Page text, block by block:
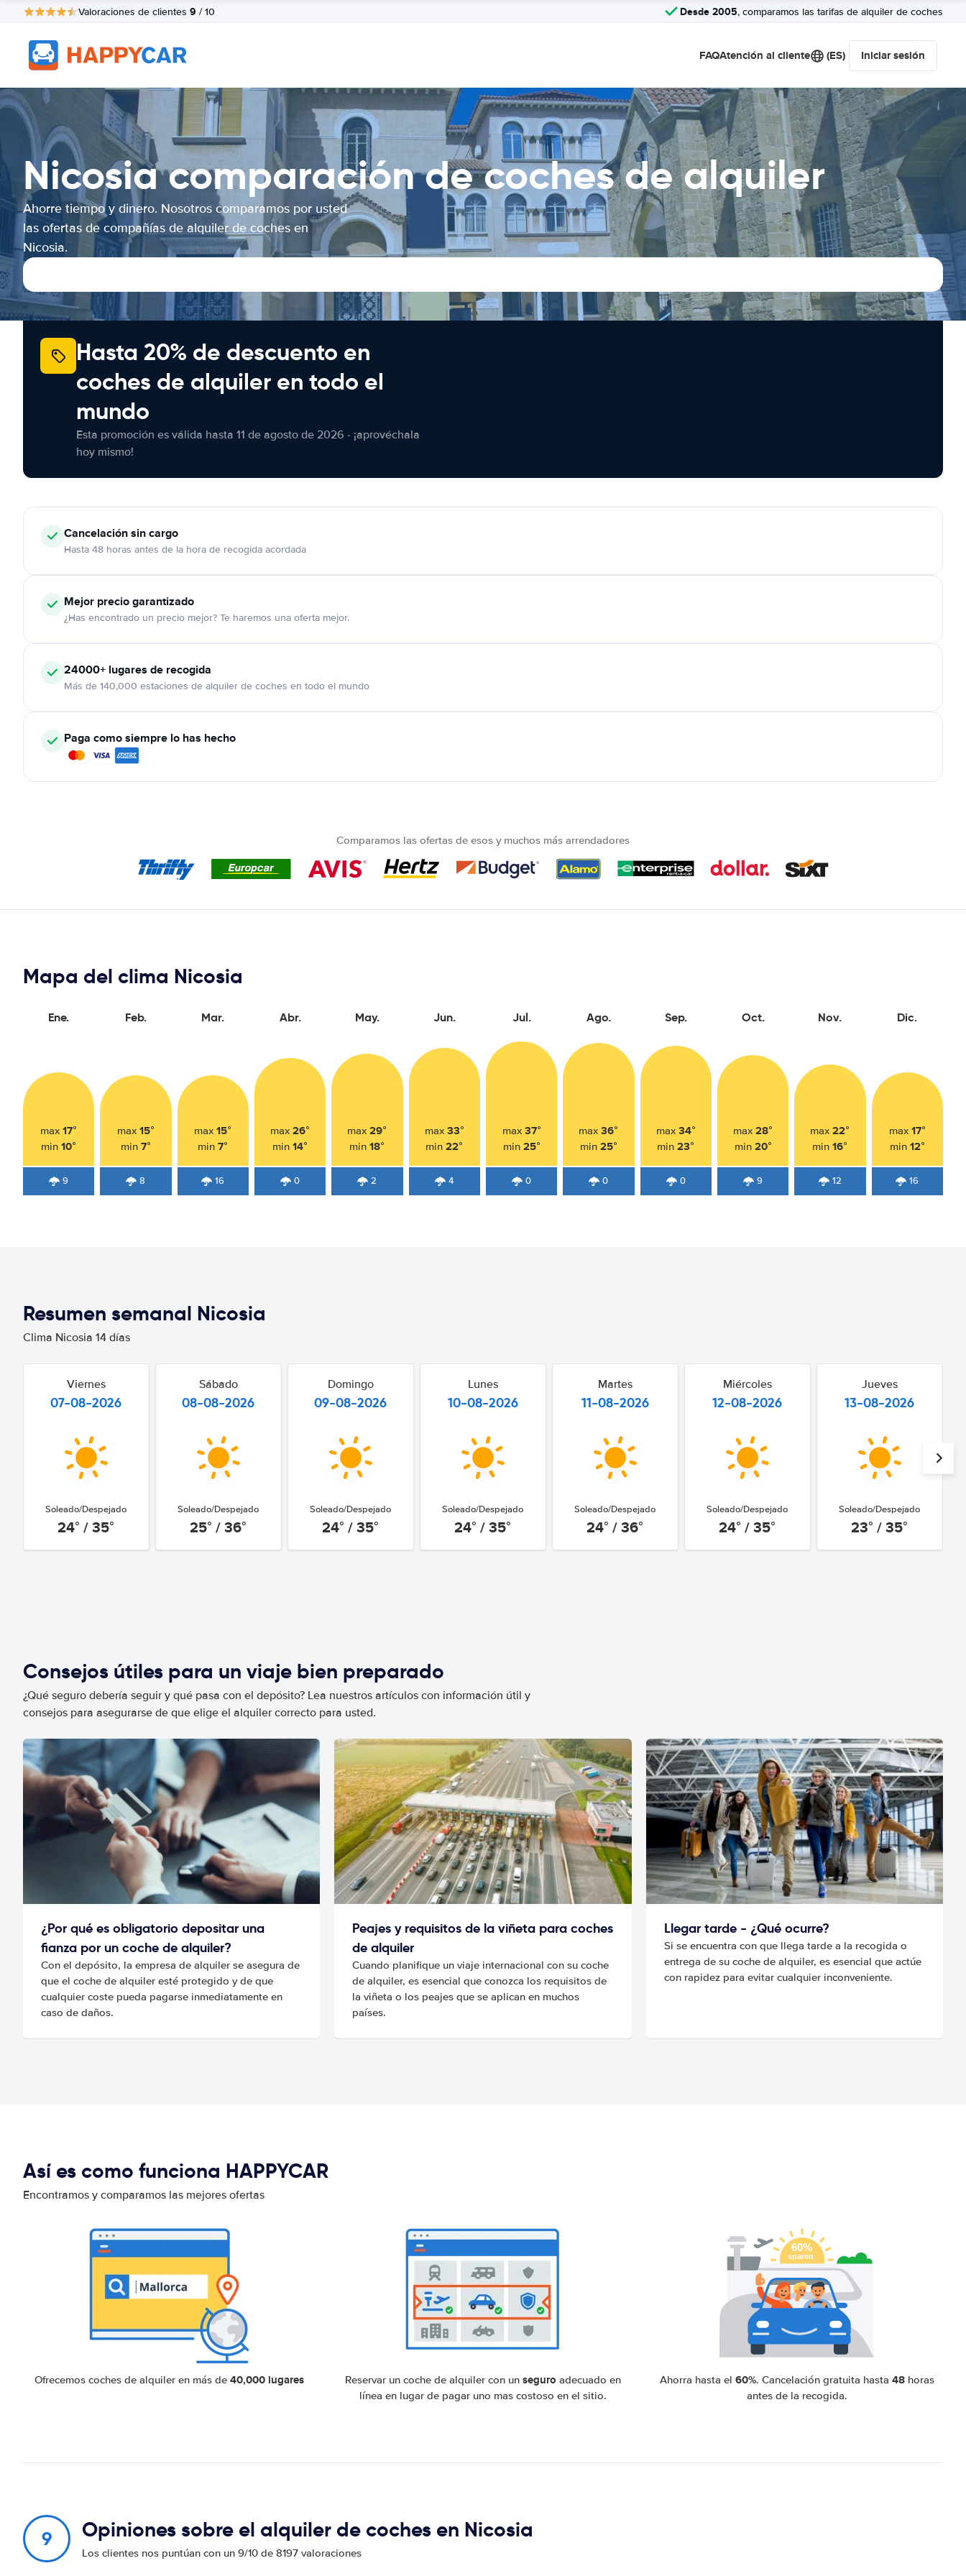
Valoraciones de clientes 9 / 10 Desde 2005, comparamos las tarifas de alquiler de coches
FAQAtención al cliente (ES) Iniciar sesión
Nicosia comparación de coches de alquiler
Ahorre tiempo y dinero. Nosotros comparamos por usted
las ofertas de compañías de alquiler de coches en
Nicosia.
Hasta 20% de descuento en
coches de alquiler en todo el
mundo
Esta promoción es válida hasta 11 de agosto de 2026 - ¡aprovéchala
hoy mismo!
Cancelaciónsin cargo
Hasta 48 horas antes de la hora de recogida acordada
Mejor precio garantizado
¿Has encontrado un precio mejor? Te haremos una oferta mejor.
24000+ lugares de recogida
Más de 140,000 estaciones de alquiler de coches en todo el mundo
Paga como siempre lo has hecho
Comparamos las ofertas de esos y muchos más arrendadores
Mapa del clima Nicosia
Ene.
max17°
min10°
9
Feb.
max 15°
min 7°
8
Mar.
max15°
min7°
16
Abr.
max26°
min14°
0
May.
max29°
min18°
2
Jun.
max 33°
min22°
4
Jul.
max 37°
min 25°
0
Ago.
max36°
min 25°
0
Sep.
max 34°
min23°
0
Oct.
max28°
min 20°
9
Nov.
max22°
min16°
12
Dic.
max 17°
min 12°
16
Resumen semanal Nicosia
Clima Nicosia 14 días
Viernes
07-08-2026
Soleado/Despejado
24° / 35°
Sábado
08-08-2026
Soleado/Despejado
25° / 36°
Domingo
09-08-2026
Soleado/Despejado
24° / 35°
Lunes
10-08-2026
Soleado/Despejado
24° / 35°
Martes
11-08-2026
Soleado/Despejado
24° / 36°
Miércoles
12-08-2026
Soleado/Despejado
24° / 35°
Jueves
13-08-2026
Soleado/Despejado
23° / 35°
Consejos útiles para un viaje bien preparado
¿Qué seguro debería seguir y qué pasa con el depósito? Lea nuestros artículos con información útil y
consejos para asegurarse de que elige el alquiler correcto para usted.
¿Por qué es obligatorio depositar una
fianza por un coche de alquiler?
Con el depósito, la empresa de alquiler se asegura de
que el coche de alquiler esté protegido y de que
cualquier coste pueda pagarse inmediatamente en
caso de daños.
Peajes y requisitos de la viñeta para coches
de alquiler
Cuando planifique un viaje internacional con su coche
de alquiler, es esencial que conozca los requisitos de
la viñeta o los peajes que se aplican en muchos
países.
Llegar tarde - ¿Qué ocurre?
Si se encuentra con que llega tarde a la recogida o
entrega de su coche de alquiler, es esencial que actúe
con rapidez para evitar cualquier inconveniente.
Así es como funciona HAPPYCAR
Encontramos y comparamos las mejores ofertas
Ofrecemos coches de alquiler en más de 40,000 lugares Reservar un coche de alquiler con un seguro adecuado en
línea en lugar de pagar uno mas costoso en el sitio.
Ahorra hasta el 60%. Cancelación gratuita hasta 48horas
antes de la recogida.
9 Opiniones sobre el alquiler de coches en Nicosia
Los clientes nos puntúan con un 9/10 de 8197 valoraciones